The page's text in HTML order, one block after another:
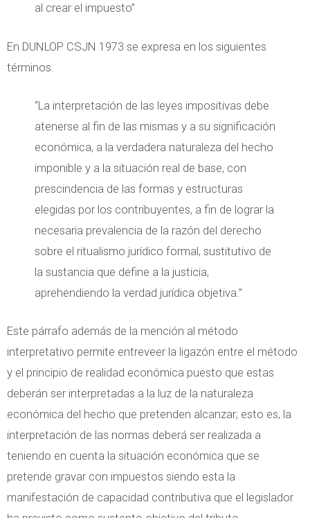
al crear el impuesto”
En DUNLOP CSJN 1973 se expresa en los siguientes
términos.
“La interpretación de las leyes impositivas debe
atenerse al fin de las mismas y a su significación
económica, a la verdadera naturaleza del hecho
imponible y a la situación real de base, con
prescindencia de las formas y estructuras
elegidas por los contribuyentes, a fin de lograr la
necesaria prevalencia de la razón del derecho
sobre el ritualismo jurídico formal, sustitutivo de
la sustancia que define a la justicia,
aprehendiendo la verdad jurídica objetiva.”
Este párrafo además de la mención al método
interpretativo permite entreveer la ligazón entre el método
y el principio de realidad económica puesto que estas
deberán ser interpretadas a la luz de la naturaleza
económica del hecho que pretenden alcanzar; esto es, la
interpretación de las normas deberá ser realizada a
teniendo en cuenta la situación económica que se
pretende gravar con impuestos siendo esta la
manifestación de capacidad contributiva que el legislador